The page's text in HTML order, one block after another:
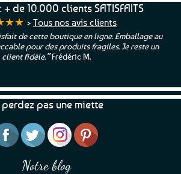
de 10.000 clients SATISFAITS
> Tous nos avis clients
de cette boutique en ligne. Emballage au
pour des produits fragiles. Je reste un
client fidèle.”Frédéric M.
perdez pas une miette
Notre blog